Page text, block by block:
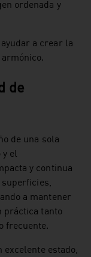
ordenada y
a crear la
de
de una sola
y el
y continua
a mantener
práctica tanto
frecuente.
excelente estado,